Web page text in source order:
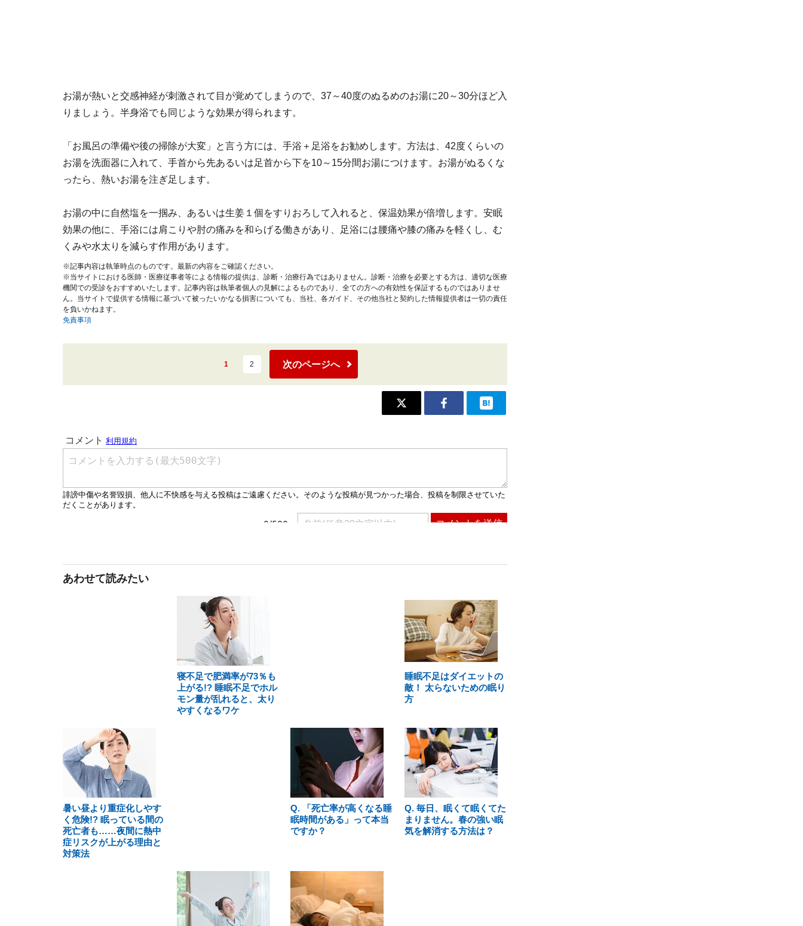
お湯が熱いと交感神経が刺激されて目が覚めてしまうので、37～40度のぬるめのお湯に20～30分ほど入
りましょう。半身浴でも同じような効果が得られます。
「お風呂の準備や後の掃除が大変」と言う方には、手浴＋足浴をお勧めします。方法は、42度くらいの
お湯を洗面器に入れて、手首から先あるいは足首から下を10～15分間お湯につけます。お湯がぬるくな
ったら、熱いお湯を注ぎ足します。
お湯の中に自然塩を一掴み、あるいは生姜１個をすりおろして入れると、保温効果が倍増します。安眠
効果の他に、手浴には肩こりや肘の痛みを和らげる働きがあり、足浴には腰痛や膝の痛みを軽くし、む
くみや水太りを減らす作用があります。
※記事内容は執筆時点のものです。最新の内容をご確認ください。
※当サイトにおける医師・医療従事者等による情報の提供は、診断・治療行為ではありません。診断・治療を必要とする方は、適切な医療
機関での受診をおすすめいたします。記事内容は執筆者個人の見解によるものであり、全ての方への有効性を保証するものではありませ
ん。当サイトで提供する情報に基づいて被ったいかなる損害についても、当社、各ガイド、その他当社と契約した情報提供者は一切の責任
を負いかねます。
免責事項
1 2 次のページへ
あわせて読みたい
寝不足で肥満率が73％も
上がる!? 睡眠不足でホル
モン量が乱れると、太り
やすくなるワケ
睡眠不足はダイエットの
敵！ 太らないための眠り
方
暑い昼より重症化しやす
く危険!? 眠っている間の
死亡者も……夜間に熱中
症リスクが上がる理由と
対策法
Q. 「死亡率が高くなる睡
眠時間がある」って本当
ですか？
Q. 毎日、眠くて眠くてた
まりません。春の強い眠
気を解消する方法は？